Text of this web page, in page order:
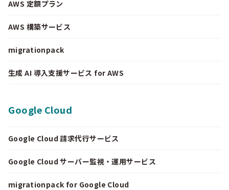
AWS 定額プラン
AWS 構築サービス
migrationpack
生成 AI 導入支援サービス for AWS
Google Cloud
Google Cloud 請求代行サービス
Google Cloud サーバー監視・運用サービス
migrationpack for Google Cloud